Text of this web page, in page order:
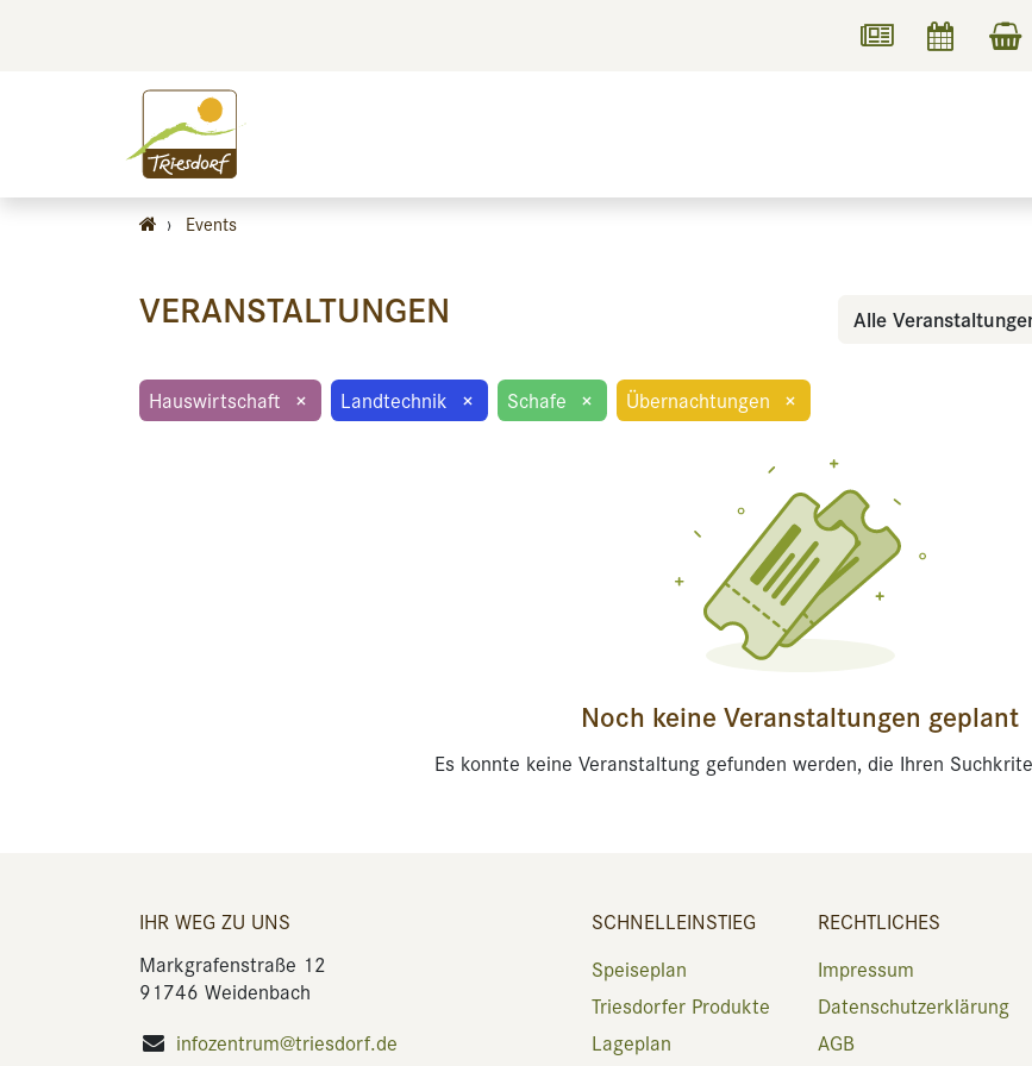
› Events
VERANSTALTUNGEN Alle
Hauswirtschaft × Landtechnik × Schafe × Übernachtungen ×
Noch keine Veranstaltungen geplant
Es konnte keine Veranstaltung gefunden werden, die Ihren
IHR WEG ZU UNS
Markgrafenstraße 12
91746 Weidenbach
infozentrum@triesdorf.de
SCHNELLEINSTIEG
Speiseplan
Triesdorfer Produkte
Lageplan
RECHTLICHES
Impressum
Datenschutzerklärung
AGB